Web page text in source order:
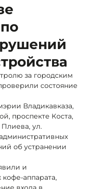
за городским
состояние
Владикавказа,
проспекте Коста,
ул.
об устранении
и
аппарата,